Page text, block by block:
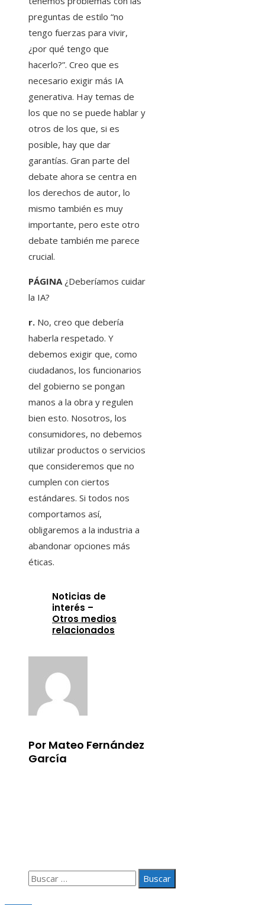
preguntas de estilo “no
tengo fuerzas para vivir,
¿por qué tengo que
hacerlo?”. Creo que es
necesario exigir más IA
generativa. Hay temas de
los que no se puede hablar y
otros de los que, si es
posible, hay que dar
garantías. Gran parte del
debate ahora se centra en
los derechos de autor, lo
mismo también es muy
importante, pero este otro
debate también me parece
crucial.
PÁGINA¿Deberíamos cuidar
la IA?
r. No, creo que debería
haberla respetado. Y
debemos exigir que, como
ciudadanos, los funcionarios
del gobierno se pongan
manos a la obra y regulen
bien esto. Nosotros, los
consumidores, no debemos
utilizar productos o servicios
que consideremos que no
cumplen con ciertos
estándares. Si todos nos
comportamos así,
obligaremos a la industria a
abandonar opciones más
éticas.
Noticias de
interés –
Otros medios
relacionados
Por Mateo Fernández
García
Buscar: